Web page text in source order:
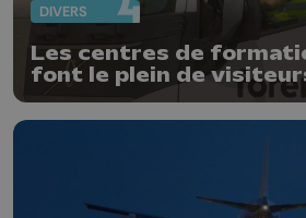
DIVERS
Les centres de
font le plein de